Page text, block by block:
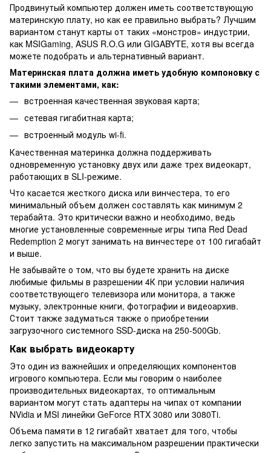
Продвинутый компьютер должен иметь соответствующую
материнскую плату, но как ее правильно выбрать? Лучшим
вариантом станут карты от таких «монстров» индустрии,
как MSIGaming, ASUS R.O.G или GIGABYTE, хотя вы всегда
можете подобрать и альтернативный вариант.
Материнская плата должна иметь удобную компоновку с
такими элементами, как:
встроенная качественная звуковая карта;
сетевая гигабитная карта;
встроенный модуль wi-fi.
Качественная материнка должна поддерживать
одновременную установку двух или даже трех видеокарт,
работающих в SLI-режиме.
Что касается жесткого диска или винчестера, то его
минимальный объем должен составлять как минимум 2
терабайта. Это критически важно и необходимо, ведь
многие установленные современные игры типа Red Dead
Redemption 2 могут занимать на винчестере от 100 гигабайт
и выше.
Не забывайте о том, что вы будете хранить на диске
любимые фильмы в разрешении 4К при условии наличия
соответствующего телевизора или монитора, а также
музыку, электронные книги, фотографии и видеоархив.
Стоит также задуматься также о приобретении
загрузочного системного SSD-диска на 250-500Gb.
Как выбрать видеокарту
Это один из важнейших и определяющих компонентов
игрового компьютера. Если мы говорим о наиболее
производительных видеокартах, то оптимальным
вариантом могут стать адаптеры на чипах от компании
NVidia и MSI линейки GeForce RTX 3080 или 3080Ti.
Объема памяти в 12 гигабайт хватает для того, чтобы
легко запустить на максимальном разрешении практически